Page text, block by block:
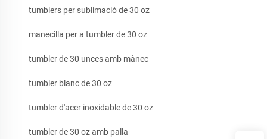
tumblers per sublimació de 30 oz
manecilla per a tumbler de 30 oz
tumbler de 30 unces amb mànec
tumbler blanc de 30 oz
tumbler d'acer inoxidable de 30 oz
tumbler de 30 oz amb palla